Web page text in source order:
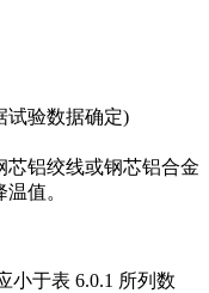
试验数据确定)
铝绞线或钢芯铝合金
值。
小于表 6.0.1 所列数